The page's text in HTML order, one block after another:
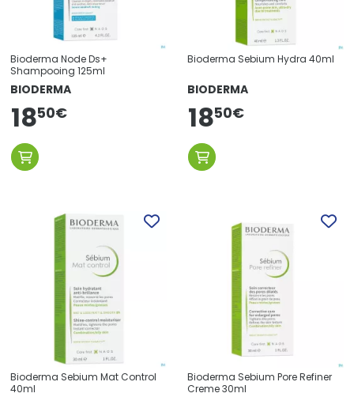
Bioderma Node Ds+
Shampooing 125ml
BIODERMA
1850€
Bioderma Sebium Hydra 40ml
BIODERMA
1850€
Bioderma Sebium Mat Control
40ml
Bioderma Sebium Pore Refiner
Creme 30ml